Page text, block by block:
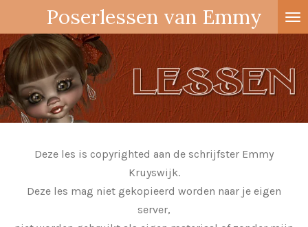
direct
naar
de
hoofdinhoud
Poserlessen van Emmy
Deze les is copyrighted aan de schrijfster Emmy
Kruyswijk.
Deze les mag niet gekopieerd worden naar je eigen
server,